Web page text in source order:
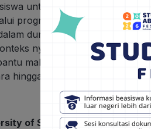
untuk memperoleh
program magang, kolaborasi
dunia kerja dan
nyata. Selain itu,
mahasiswa
hingga bantuan dalam
of Strathclyde, Skotlandia